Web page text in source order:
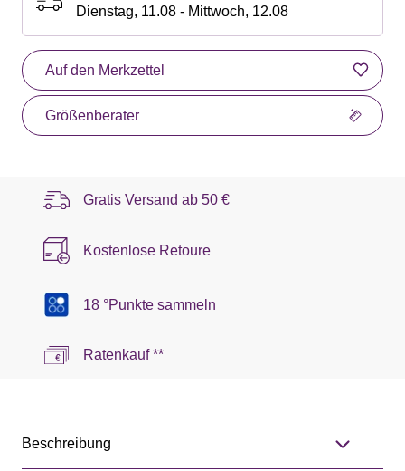
Dienstag, 11.08 - Mittwoch, 12.08
Auf den Merkzettel
Größenberater
Gratis Versand ab 50 €
Kostenlose Retoure
18 °Punkte sammeln
Ratenkauf **
Beschreibung